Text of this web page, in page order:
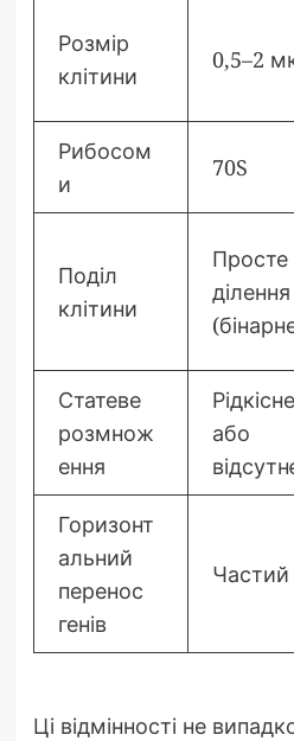
Розмір
клітини
0,5–2
Рибосом
и
70S
Поділ
клітини
Просте
ділення
Статеве
розмнож
ення
Рідкісне
або
Горизонт
альний
перенос
генів
Частий
Ці відмінності не